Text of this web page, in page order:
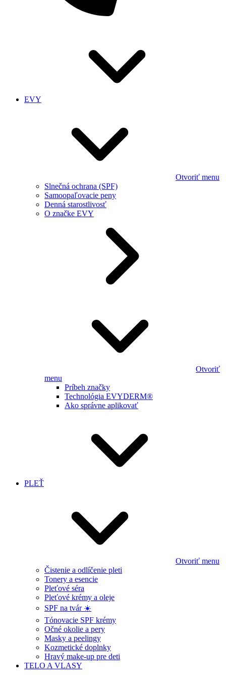
EVY
Otvoriť menu
Slnečná ochrana (SPF)
Samoopaľovacie peny
Denná starostlivosť
O značke EVY
Otvoriť
menu
Príbeh značky
Technológia EVYDERM®
Ako správne aplikovať
PLEŤ
Otvoriť menu
Čistenie a odlíčenie pleti
Tonery a esencie
Pleťové séra
Pleťové krémy a oleje
SPF na tvár ☀️
Tónovacie SPF krémy
Očné okolie a pery
Masky a peelingy
Kozmetické doplnky
Hravý make-up pre deti
TELO A VLASY